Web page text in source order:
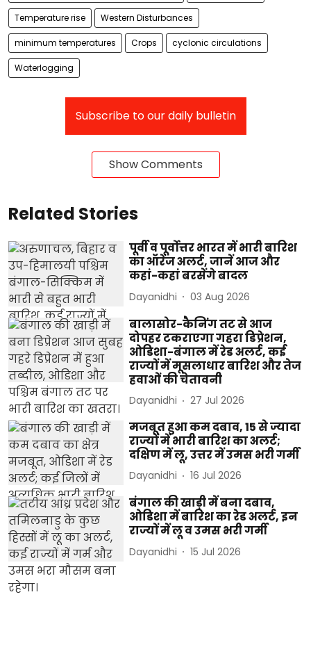
Temperature rise Western Disturbances
minimum temperatures Crops cyclonic circulations
Waterlogging
Subscribe to our daily bulletin
Show Comments
Related Stories
पूर्वी व पूर्वोत्तर भारत में भारी बारिश
का ऑरेंज अलर्ट, जानें आज और
कहां-कहां बरसेंगे बादल
Dayanidhi 03 Aug 2026
बालासोर-कैनिंग तट से आज
दोपहर टकराएगा गहरा डिप्रेशन,
ओडिशा-बंगाल में रेड अलर्ट, कई
राज्यों में मूसलाधार बारिश और तेज
हवाओं की चेतावनी
Dayanidhi 27 Jul 2026
मजबूत हुआ कम दबाव, 15 से ज्यादा
राज्यों में भारी बारिश का अलर्ट;
दक्षिण में लू, उत्तर में उमस भरी गर्मी
Dayanidhi 16 Jul 2026
बंगाल की खाड़ी में बना दबाव,
ओडिशा में बारिश का रेड अलर्ट, इन
राज्यों में लू व उमस भरी गर्मी
Dayanidhi 15 Jul 2026